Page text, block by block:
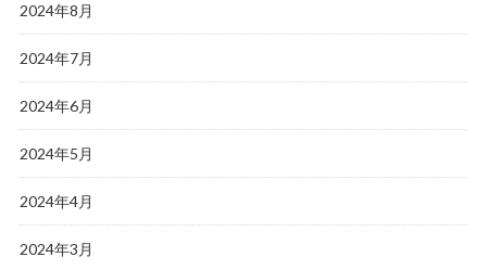
2024年8月
2024年7月
2024年6月
2024年5月
2024年4月
2024年3月